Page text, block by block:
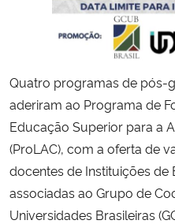
Advocacia-Geral da União
Banco Central do Brasil
Planalto
Quatro programas de pós-
aderiram ao Programa de
Educação Superior para a
(ProLAC), com a oferta de
docentes de Instituições
associadas ao Grupo de
Universidades Brasileiras